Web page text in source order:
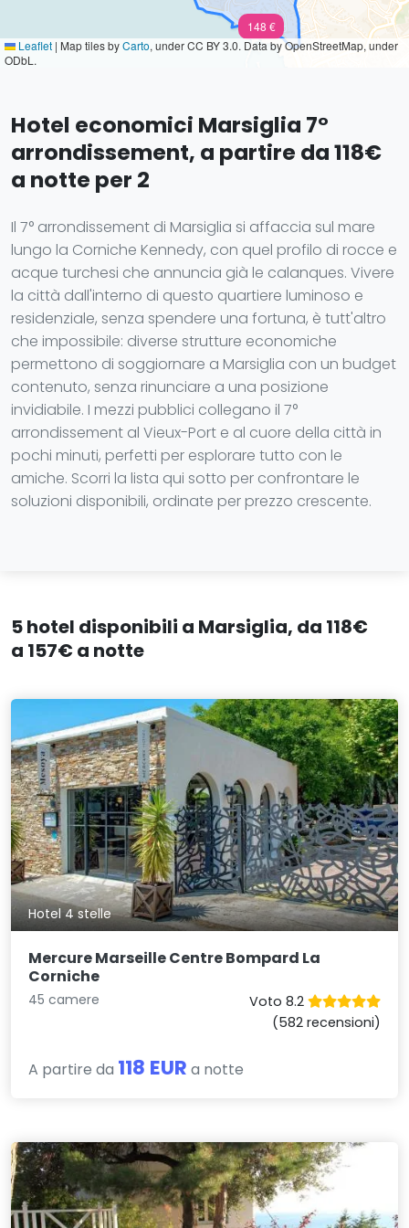
148 €
Leaflet | Map tiles byCarto, under CC BY 3.0. Data by OpenStreetMap, under
ODbL.
Hotel economici Marsiglia 7°
arrondissement, a partire da 118€
a notte per 2
Il 7° arrondissement di Marsiglia si affaccia sul mare
lungo la Corniche Kennedy, con quel profilo di rocce e
acque turchesi che annuncia già le calanques. Vivere
la città dall'interno di questo quartiere luminoso e
residenziale, senza spendere una fortuna, è tutt'altro
che impossibile: diverse strutture economiche
permettono di soggiornare a Marsiglia con un budget
contenuto, senza rinunciare a una posizione
invidiabile. I mezzi pubblici collegano il 7°
arrondissement al Vieux-Port e al cuore della città in
pochi minuti, perfetti per esplorare tutto con le
amiche. Scorri la lista qui sotto per confrontare le
soluzioni disponibili, ordinate per prezzo crescente.
5 hotel disponibili a Marsiglia, da 118€
a 157€ a notte
Hotel 4 stelle
Mercure Marseille Centre Bompard La
Corniche
45 camere
Voto 8.2
(582 recensioni)
A partire da 118 EUR a notte